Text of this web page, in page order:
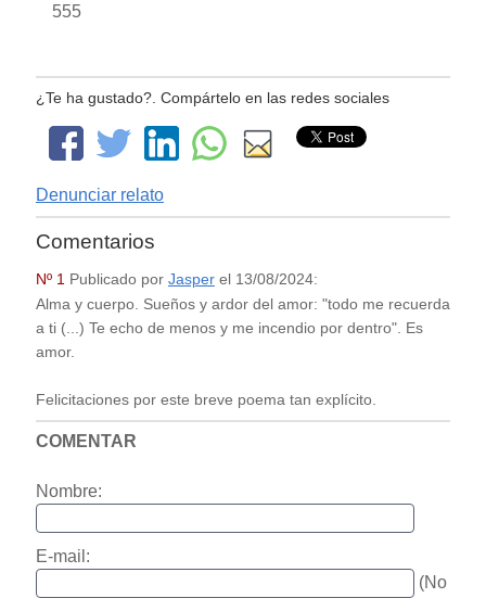
555
¿Te ha gustado?. Compártelo en las redes sociales
Denunciar relato
Comentarios
Nº 1 Publicado por Jasperel 13/08/2024:
Alma y cuerpo. Sueños y ardor del amor: "todo me recuerda
a ti (...) Te echo de menos y me incendio por dentro". Es
amor.
Felicitaciones por este breve poema tan explícito.
COMENTAR
Nombre:
E-mail:
(No